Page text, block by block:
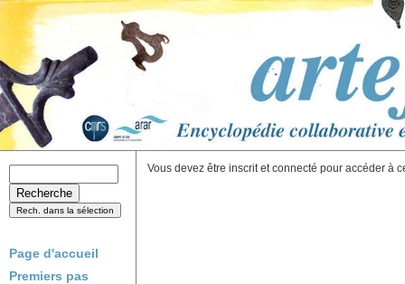
Page d'accueil
Premiers pas
Vous devez être inscrit et connecté pour accéder à